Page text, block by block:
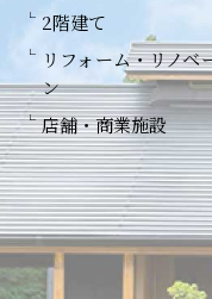
2階建て
リフォーム・リノベ
ン
店舗・商業施設